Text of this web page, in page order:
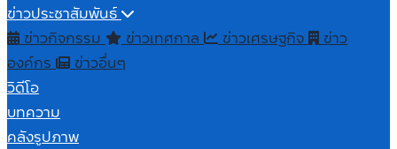
ข่าวประชาสัมพันธ์
ข่าวกิจกรรม
ข่าวเทศกาล ข่าวเศรษฐกิจ ข่าว
องค์กร
ข่าวอื่นๆ
วิดีโอ
บทความ
คลังรูปภาพ